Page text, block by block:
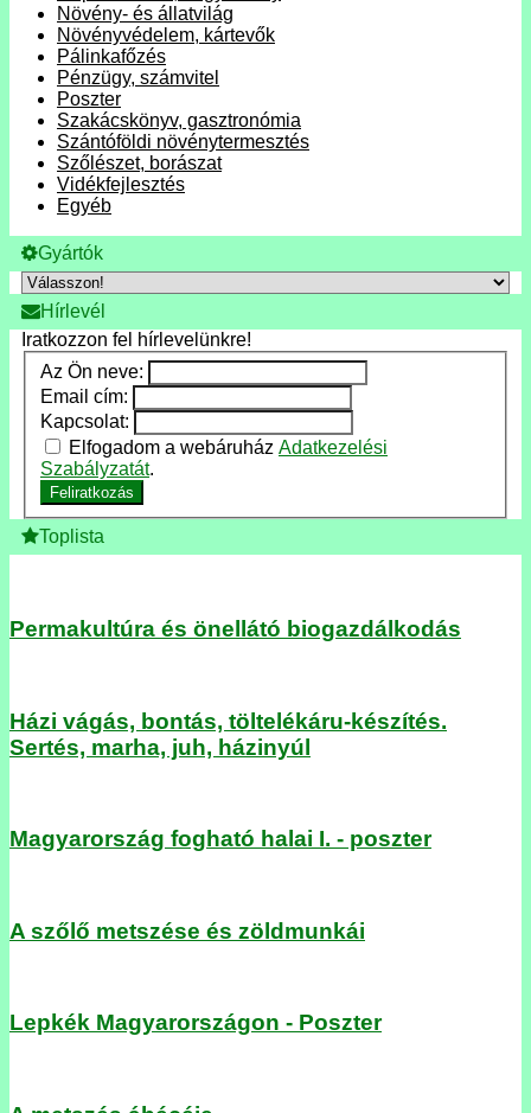
Növény- és állatvilág
Növényvédelem, kártevők
Pálinkafőzés
Pénzügy, számvitel
Poszter
Szakácskönyv, gasztronómia
Szántóföldi növénytermesztés
Szőlészet, borászat
Vidékfejlesztés
Egyéb
Gyártók
Hírlevél
Iratkozzon fel hírlevelünkre!
Az Ön neve:
Email cím:
Kapcsolat:
Elfogadom a webáruház Adatkezelési
Szabályzatát.
Feliratkozás
Toplista
Permakultúra és önellátó biogazdálkodás
Házi vágás, bontás, töltelékáru-készítés.
Sertés, marha, juh, házinyúl
Magyarország fogható halai I. - poszter
A szőlő metszése és zöldmunkái
Lepkék Magyarországon - Poszter